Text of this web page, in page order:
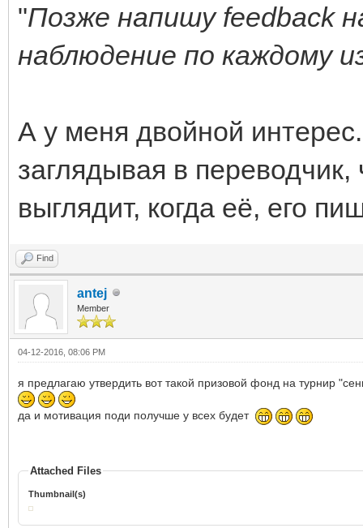
"Позже напишу feedback
наблюдение по каждому
А у меня двойной
заглядывая в переводчик,
выглядит, когда её, его
Find
antej
Member
04-12-2016, 08:06 PM
я предлагаю утвердить вот такой призовой фонд на турнир
да и мотивация поди получше у всех будет
Attached Files
Thumbnail(s)